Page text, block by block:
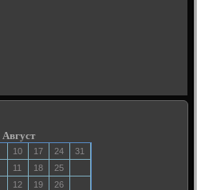
Август
10 17 24
31
11 18
25
12 19
26